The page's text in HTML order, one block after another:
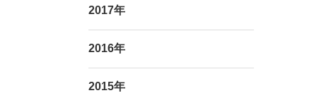
2017年
2016年
2015年